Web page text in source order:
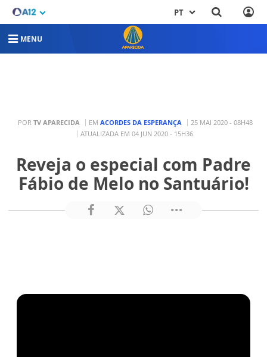
PT
MENU
POR TV APARECIDA EM ACORDES DA ESPERANÇA
25 MAI 2020 - 08H48
ATUALIZADA EM 04 JUN 2020 - 15H36
Reveja o especial com Padre
Fábio de Melo no Santuário!